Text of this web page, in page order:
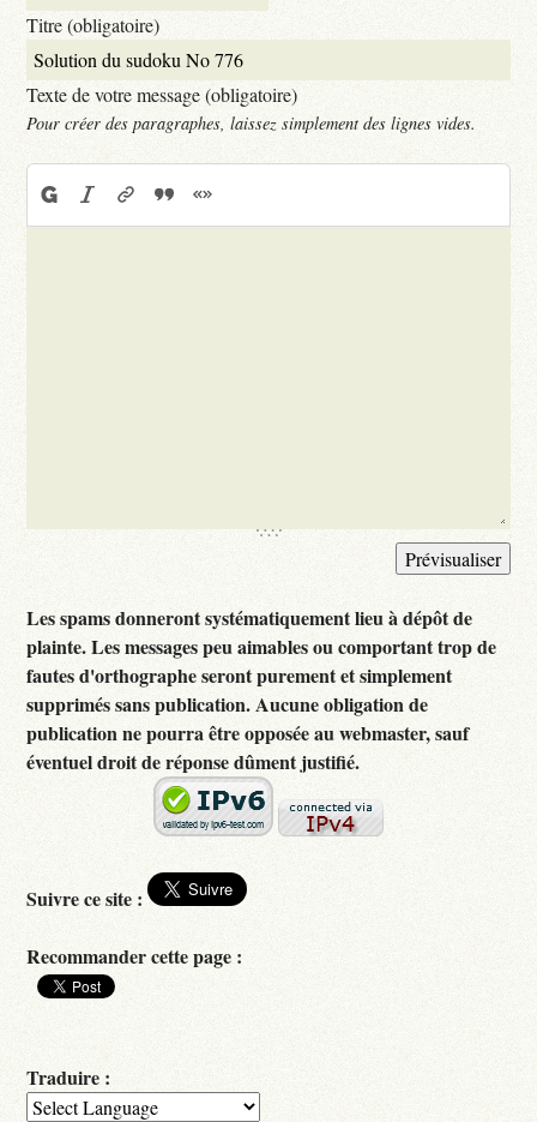
Titre (obligatoire)
Texte de votre message (obligatoire)
Pour créer des paragraphes, laissez simplement des lignes vides.
Les spams donneront systématiquement lieu à dépôt de
plainte. Les messages peu aimables ou comportant trop de
fautes d'orthographe seront purement et simplement
supprimés sans publication. Aucune obligation de
publication ne pourra être opposée au webmaster, sauf
éventuel droit de réponse dûment justifié.
Suivre ce site :
Recommander cette page :
Traduire :